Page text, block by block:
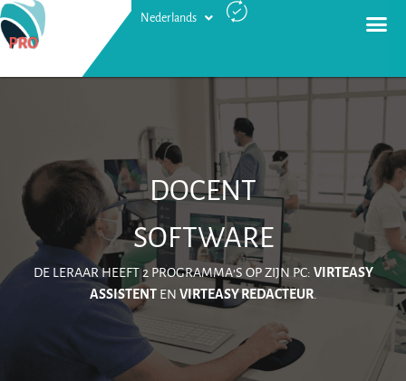
Nederlands
Русский
DOCENT
SOFTWARE
DE LERAAR HEEFT 2 PROGRAMMA’S OP ZIJN PC: VIRTEASY
ASSISTENTEN VIRTEASY REDACTEUR.